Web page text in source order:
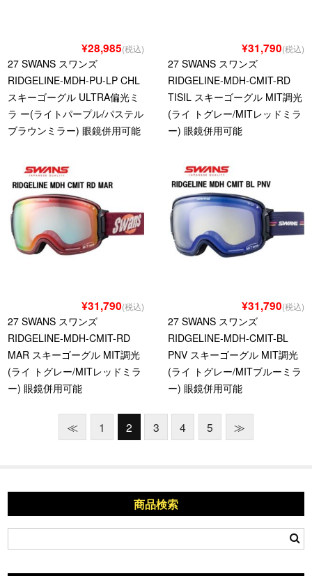
¥28,985(税込)
27 SWANS スワンズ
RIDGELINE-MDH-PU-LP CHL
スキーゴーグル ULTRA偏光ミ
ラ ー(ライトパープル/パステル
ブラウンミラー) 眼鏡併用可能
¥31,790(税込)
27 SWANS スワンズ
RIDGELINE-MDH-CMIT-RD
TISIL スキーゴーグル MIT調光
(ライ トグレー/MITレッドミラ
ー) 眼鏡併用可能
¥31,790(税込)
27 SWANS スワンズ
RIDGELINE-MDH-CMIT-RD
MAR スキーゴーグル MIT調光
(ライ トグレー/MITレッドミラ
ー) 眼鏡併用可能
¥31,790(税込)
27 SWANS スワンズ
RIDGELINE-MDH-CMIT-BL
PNV スキーゴーグル MIT調光
(ライ トグレー/MITブルーミラ
ー) 眼鏡併用可能
≪ 1 2 3 4 5 ≫
商品検索